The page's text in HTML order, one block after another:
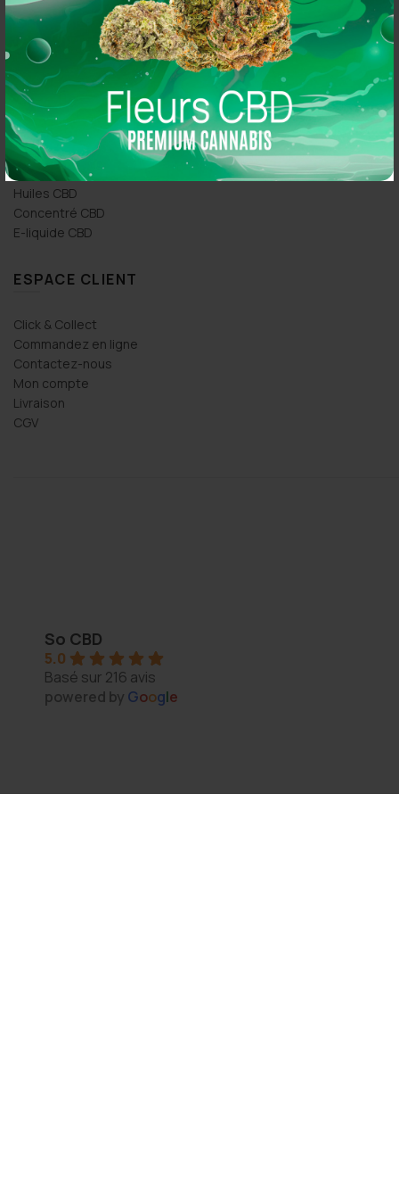
So CBD 21 Rue Simart, 75018 Paris
So CBD 36 Rue Oberkampf, 75011 Paris
PRODUITS CBD
Fleurs CBD
Pollen & Résine CBD
Huiles CBD
Concentré CBD
E-liquide CBD
ESPACE CLIENT
Click & Collect
Commandez en ligne
Contactez-nous
Mon compte
Livraison
CGV
So CBD
5.0
Basé sur 216 avis
powered by Google
Magasin au top, bonne variété et vendeur généreux
N'hésitez pas à y aller vous y trouverez de qualité